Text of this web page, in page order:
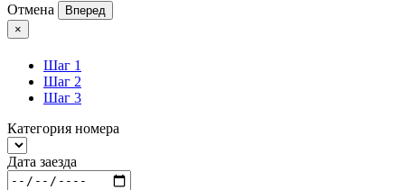
Отмена
Вперед
×
Шаг 1
Шаг 2
Шаг 3
Категория номера
Дата заезда